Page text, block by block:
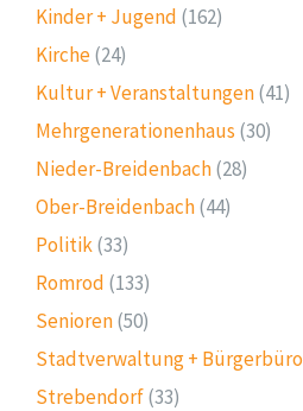
Kinder + Jugend (162)
Kirche(24)
Kultur + Veranstaltungen(41)
Mehrgenerationenhaus (30)
Nieder-Breidenbach(28)
Ober-Breidenbach(44)
Politik(33)
Romrod (133)
Senioren(50)
Stadtverwaltung + Bürgerbüro
Strebendorf(33)